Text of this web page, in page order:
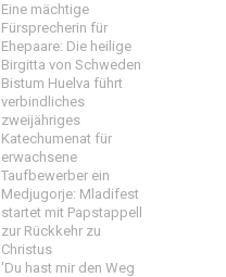
Eine mächtige
Fürsprecherin für
Ehepaare: Die heilige
Birgitta von Schweden
Bistum Huelva führt
verbindliches
zweijähriges
Katechumenat für
erwachsene
Taufbewerber ein
Medjugorje: Mladifest
startet mit Papstappell
zur Rückkehr zu
Christus
'Du hast mir den Weg